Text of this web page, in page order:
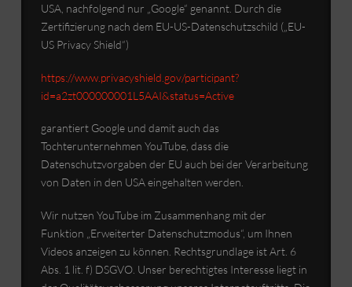
USA, nachfolgend nur „Google“ genannt. Durch die
Zertifizierung nach dem EU-US-Datenschutzschild („EU-
US Privacy Shield“)
https://www.privacyshield.gov/participant?
id=a2zt000000001L5AAI&status=Active
garantiert Google und damit auch das
Tochterunternehmen YouTube, dass die
Datenschutzvorgaben der EU auch bei der Verarbeitung
von Daten in den USA eingehalten werden.
Wir nutzen YouTube im Zusammenhang mit der
Funktion „Erweiterter Datenschutzmodus“, um Ihnen
Videos anzeigen zu können. Rechtsgrundlage ist Art. 6
Abs. 1 lit. f) DSGVO. Unser berechtigtes Interesse liegt in